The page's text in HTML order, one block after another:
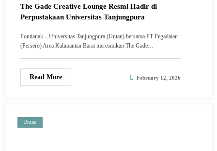
The Gade Creative Lounge Resmi Hadir di
Perpustakaan Universitas Tanjungpura
Pontianak – Universitas Tanjungpura (Untan) bersama PT Pegadaian
(Persero) Area Kalimantan Barat meresmikan The Gade…
Read More February 12, 2026
Untan